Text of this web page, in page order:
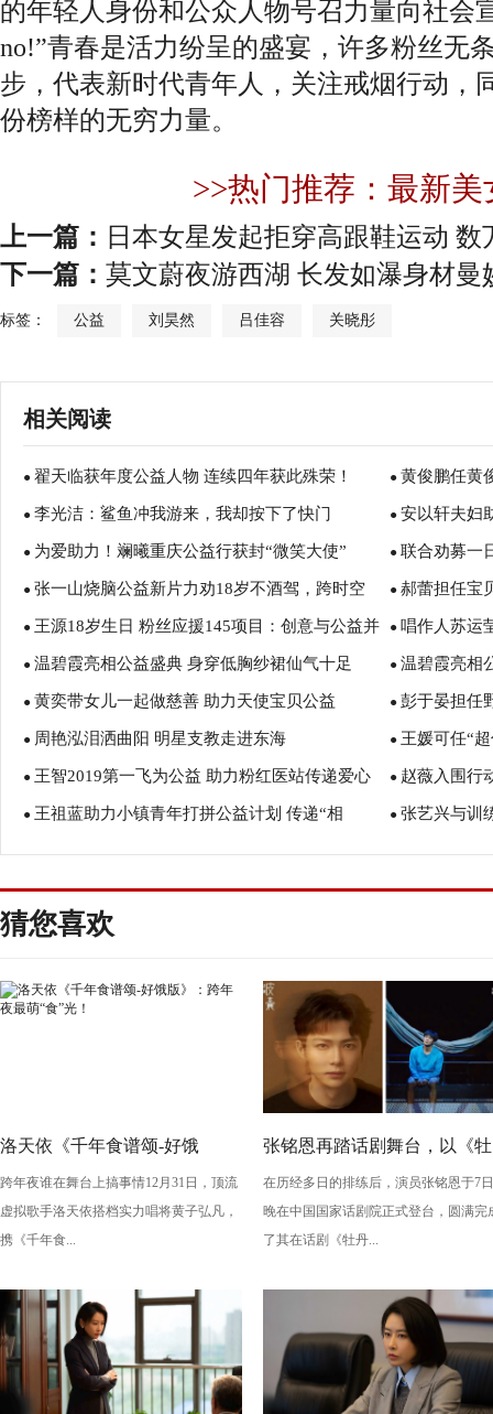
的年轻人身份和公众人物号召力量向社会
no!”青春是活力纷呈的盛宴，许多粉丝无
步，代表新时代青年人，关注戒烟行动，
份榜样的无穷力量。
>>热门推荐：最新美
上一篇： 日本女星发起拒穿高跟鞋运动
下一篇： 莫文蔚夜游西湖 长发如瀑身材曼
标签： 公益 刘昊然 吕佳容 关晓彤
相关阅读
● 翟天临获年度公益人物 连续四年获此殊荣！ ● 黄俊鹏任黄
● 李光洁：鲨鱼冲我游来，我却按下了快门 ● 安以轩夫妇
底
● 为爱助力！斓曦重庆公益行获封“微笑大使” ● 联合劝募一
● 张一山烧脑公益新片力劝18岁不酒驾，跨时空
跨次元相约未来一起哈啤
● 郝蕾担任宝
● 王源18岁生日 粉丝应援145项目：创意与公益并
行
● 唱作人苏运
榜样公益力量
● 温碧霞亮相公益盛典 身穿低胸纱裙仙气十足 ● 温碧霞亮相
● 黄奕带女儿一起做慈善 助力天使宝贝公益 ● 彭于晏担任
旅
● 周艳泓泪洒曲阳 明星支教走进东海 ● 王媛可任“
益
● 王智2019第一飞为公益 助力粉红医站传递爱心 ● 赵薇入围行
物”
● 王祖蓝助力小镇青年打拼公益计划 传递“相
信”正能量
● 张艺兴与训
能量
猜您喜欢
洛天依《千年食谱颂-好饿
版》：跨年夜最萌“食”光！
跨年夜谁在舞台上搞事情12月31日，顶流
虚拟歌手洛天依搭档实力唱将黄子弘凡，
携《千年食...
张铭恩再踏话剧舞台，以《牡
丹亭上三生路》续写古典深
情，全新演绎“柳梦梅”至情至
在历经多日的排练后，演员张铭恩于7日
晚在中国国家话剧院正式登台，圆满完
了其在话剧《牡丹...